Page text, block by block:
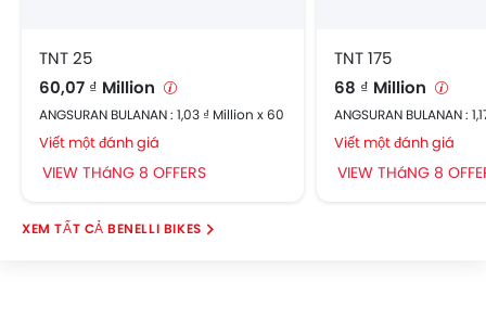
TNT 25
60,07 ₫ Million
ANGSURAN BULANAN : 1,03 ₫ Million x 60
Viết một đánh giá
VIEW THáNG 8 OFFERS
TNT 175
68 ₫ Million
ANGSURAN BULANAN :
Viết một đánh giá
VIEW THáNG 8
BENELLI BIKES